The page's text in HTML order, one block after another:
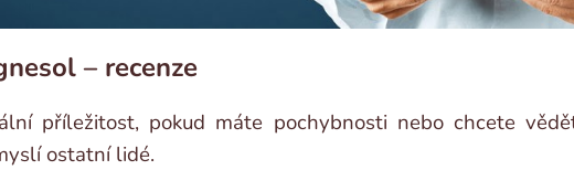
– recenze
příležitost, pokud máte pochybnosti nebo chcete
ostatní lidé.